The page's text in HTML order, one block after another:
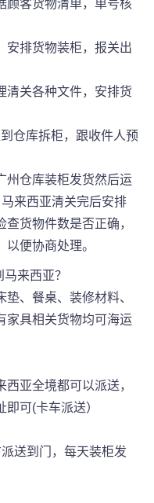
客货物清单，单号核
排货物装柜，报关出
关各种文件，安排货
仓库拆柜，跟收件人预
州仓库装柜发货然后运
来西亚清关完后安排
货物件数是否正确，
便协商处理。
来西亚？
、餐桌、装修材料、
家具相关货物均可海运
亚全境都可以派送，
可(卡车派送）
送到门，每天装柜发